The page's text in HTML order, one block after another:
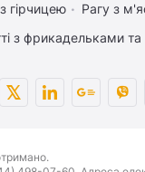
гірчицею Рагу з
з фрикадельками